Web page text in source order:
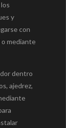
y
con
o mediante
dentro
ajedrez,